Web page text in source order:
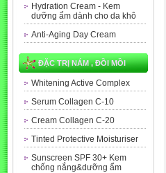
Hydration Cream - Kem
dưỡng ẩm dành cho da khô
Anti-Aging Day Cream
ĐẶC TRỊ NÁM , ĐỒI MỒI
Whitening Active Complex
Serum Collagen C-10
Cream Collagen C-20
Tinted Protective Moisturiser
Sunscreen SPF 30+ Kem
chống nắng&dưỡng ẩm